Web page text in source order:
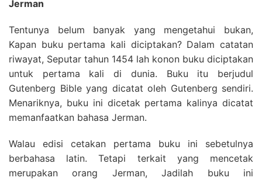
Jerman
Tentunya belum banyak yang mengetahui bukan,
Kapan buku pertama kali diciptakan? Dalam catatan
riwayat, Seputar tahun 1454 lah konon buku diciptakan
untuk pertama kali di dunia. Buku itu berjudul
Gutenberg Bible yang dicatat oleh Gutenberg sendiri.
Menariknya, buku ini dicetak pertama kalinya dicatat
memanfaatkan bahasa Jerman.
Walau edisi cetakan pertama buku ini sebetulnya
berbahasa latin. Tetapi terkait yang mencetak
merupakan orang Jerman, Jadilah buku ini